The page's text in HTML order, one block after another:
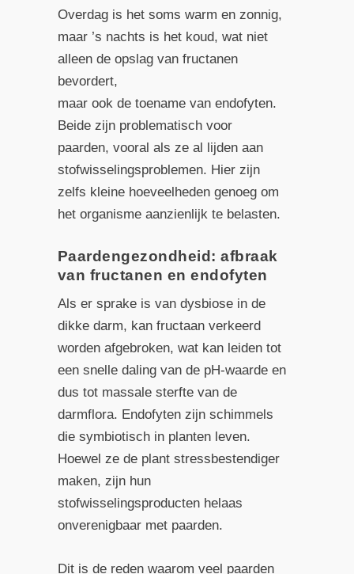
Overdag is het soms warm en zonnig,
maar ’s nachts is het koud, wat niet
alleen de opslag van fructanen
bevordert,
maar ook de toename van endofyten.
Beide zijn problematisch voor
paarden, vooral als ze al lijden aan
stofwisselingsproblemen. Hier zijn
zelfs kleine hoeveelheden genoeg om
het organisme aanzienlijk te belasten.
Paardengezondheid: afbraak
van fructanen en endofyten
Als er sprake is van dysbiose in de
dikke darm, kan fructaan verkeerd
worden afgebroken, wat kan leiden tot
een snelle daling van de pH-waarde en
dus tot massale sterfte van de
darmflora. Endofyten zijn schimmels
die symbiotisch in planten leven.
Hoewel ze de plant stressbestendiger
maken, zijn hun
stofwisselingsproducten helaas
onverenigbaar met paarden.
Dit is de reden waarom veel paarden